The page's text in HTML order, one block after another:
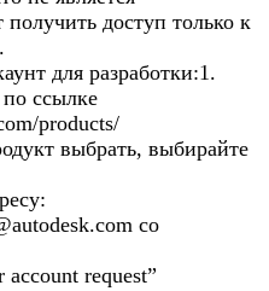
доступ только к
для разработки:1.
ссылке
products/
выбрать, выбирайте
со
request”